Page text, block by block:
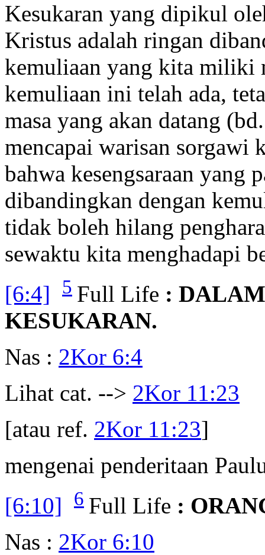
Kesukaran yang dipikul
Kristus adalah ringan
kemuliaan yang kita miliki
kemuliaan ini telah ada,
masa yang akan datang
mencapai warisan sorgawi
bahwa kesengsaraan yang
dibandingkan dengan
tidak boleh hilang
sewaktu kita menghadapi
[6:4]
5 Full Life :
KESUKARAN.
Nas : 2Kor 6:4
Lihat cat. --> 2Kor 11:23
[atau ref. 2Kor 11:23]
mengenai penderitaan
[6:10]
6 Full Life :
Nas : 2Kor 6:10